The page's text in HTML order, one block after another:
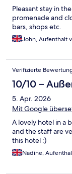
Pleasant stay in
promenade and
bars, shops etc.
John, Aufenthalt
Verifizierte
10/10 –
5. Apr. 2026
Mit Google
A lovely hotel in a
and the staff are
this hotel :)
Nadine,